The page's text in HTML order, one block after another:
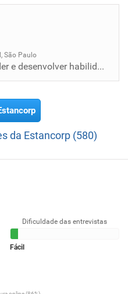
reafirmando o
e a excelência.
atuação na
estar da alma brasileira,
rosto e pelo calor
São Paulo
Excelente lugar para aprender e desenvolver habilidades. Ambiente acolhedor.
da Estancorp (580)
Dificuldade das entrevistas
Fácil